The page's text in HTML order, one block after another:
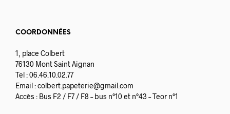
COORDONNÉES
1, place Colbert
76130 Mont Saint Aignan
Tel : 06.46.10.02.77
Email :colbert.papeterie@gmail.com
Accès : Bus F2 / F7 / F8 – bus n°10 et n°43 – Teor n°1